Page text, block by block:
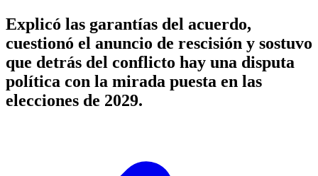
Explicó las garantías del acuerdo,
cuestionó el anuncio de rescisión y sostuvo
que detrás del conflicto hay una disputa
política con la mirada puesta en las
elecciones de 2029.